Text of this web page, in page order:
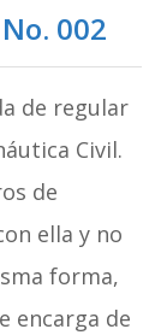
002
de regular
Civil.
de
ella y no
forma,
encarga de